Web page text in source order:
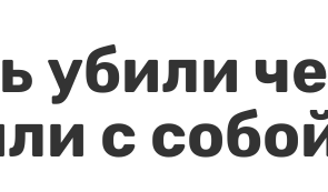
убили
с